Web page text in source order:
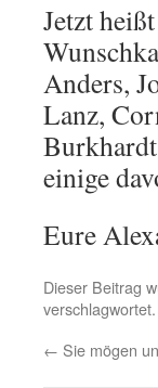
Jetzt
Anders,
Lanz,
einige
Eure
Dieser Beitrag
← Sie mögen